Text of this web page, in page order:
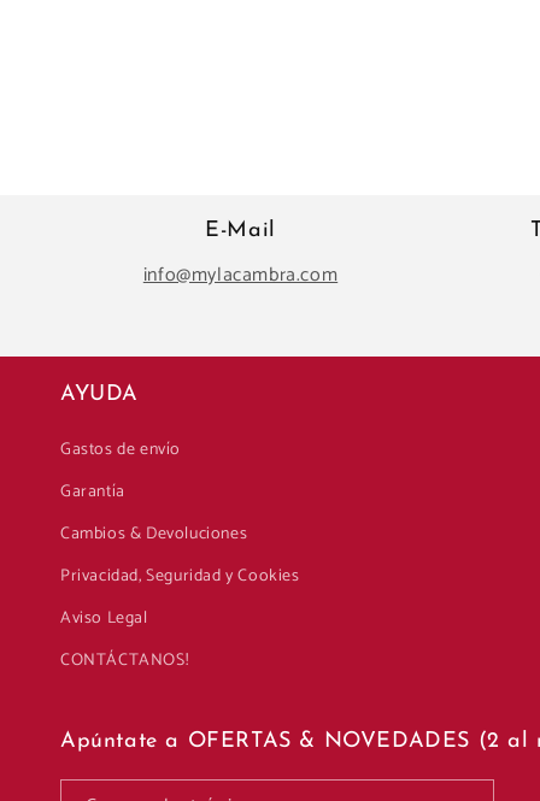
E-Mail
info@mylacambra.com
AYUDA
Gastos de envío
Garantía
Cambios & Devoluciones
Privacidad, Seguridad y Cookies
Aviso Legal
CONTÁCTANOS!
Apúntate a OFERTAS & NOVEDADES (2 al